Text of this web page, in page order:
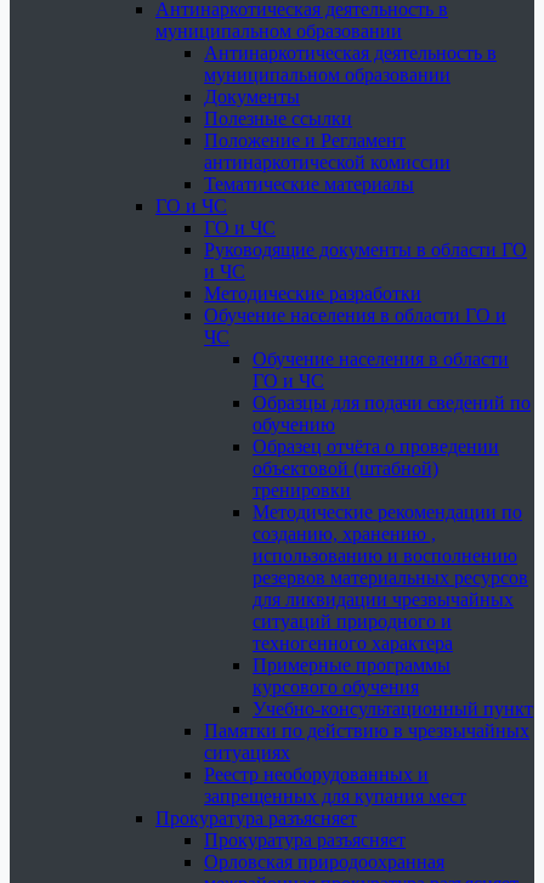
Антинаркотическая деятельность в
муниципальном образовании
Антинаркотическая деятельность в
муниципальном образовании
Документы
Полезные ссылки
Положение и Регламент
антинаркотической комиссии
Тематические материалы
ГО и ЧС
ГО и ЧС
Руководящие документы в области ГО
и ЧС
Методические разработки
Обучение населения в области ГО и
ЧС
Обучение населения в области
ГО и ЧС
Образцы для подачи сведений по
обучению
Образец отчёта о проведении
объектовой (штабной)
тренировки
Методические рекомендации по
созданию, хранению ,
использованию и восполнению
резервов материальных ресурсов
для ликвидации чрезвычайных
ситуаций природного и
техногенного характера
Примерные программы
курсового обучения
Учебно-консультационный пункт
Памятки по действию в чрезвычайных
ситуациях
Реестр необорудованных и
запрещенных для купания мест
Прокуратура разъясняет
Прокуратура разъясняет
Орловская природоохранная